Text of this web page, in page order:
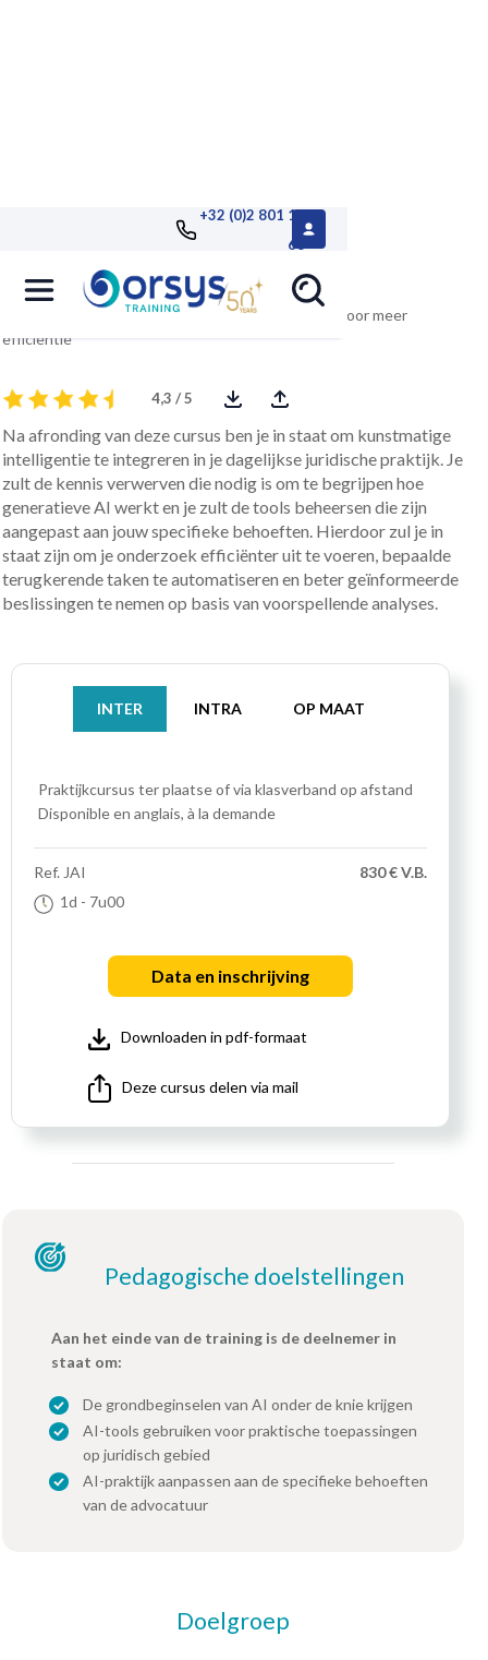
+32 (0)2 801 13
68
AI ten dienste van de advocatuur
Integreer kunstmatige intelligentie in uw praktijk voor meer
efficiëntie
4,3 / 5
Na afronding van deze cursus ben je in staat om kunstmatige
intelligentie te integreren in je dagelijkse juridische praktijk. Je
zult de kennis verwerven die nodig is om te begrijpen hoe
generatieve AI werkt en je zult de tools beheersen die zijn
aangepast aan jouw specifieke behoeften. Hierdoor zul je in
staat zijn om je onderzoek efficiënter uit te voeren, bepaalde
terugkerende taken te automatiseren en beter geïnformeerde
beslissingen te nemen op basis van voorspellende analyses.
INTER INTRA OP MAAT
Praktijkcursus ter plaatse of via klasverband op afstand
Disponible en anglais, à la demande
Ref.JAI
1d - 7u00
830 € V.B.
Data en inschrijving
Downloaden in pdf-formaat
Deze cursus delen via mail
Pedagogische doelstellingen
Aan het einde van de training is de deelnemer in
staat om:
De grondbeginselen van AI onder de knie krijgen
AI-tools gebruiken voor praktische toepassingen
op juridisch gebied
AI-praktijk aanpassen aan de specifieke behoeften
van de advocatuur
Doelgroep